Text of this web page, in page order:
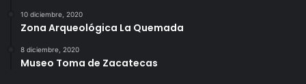
10 diciembre, 2020
Zona Arqueológica La Quemada
8 diciembre, 2020
Museo Toma de Zacatecas